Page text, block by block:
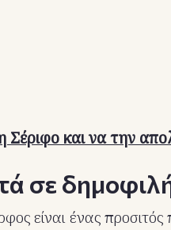
Σέριφο και να την
σε
είναι ένας προσιτός